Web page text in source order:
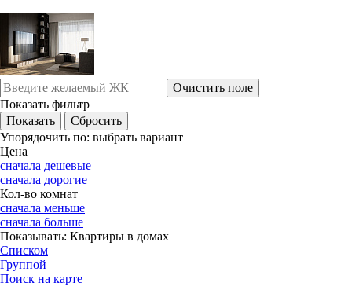
Очистить поле
Показать фильтр
Упорядочить по: выбрать вариант
Цена
сначала дешевые
сначала дорогие
Кол-во комнат
сначала меньше
сначала больше
Показывать: Квартиры в домах
Списком
Группой
Поиск на карте